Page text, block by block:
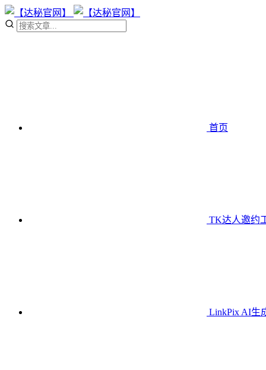
首页
TK达人邀约
LinkPix AI生